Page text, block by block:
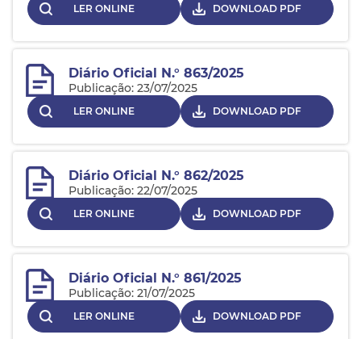
LER ONLINE DOWNLOAD PDF
Diário Oficial N.° 863/2025
Publicação: 23/07/2025
LER ONLINE DOWNLOAD PDF
Diário Oficial N.° 862/2025
Publicação: 22/07/2025
LER ONLINE DOWNLOAD PDF
Diário Oficial N.° 861/2025
Publicação: 21/07/2025
LER ONLINE DOWNLOAD PDF